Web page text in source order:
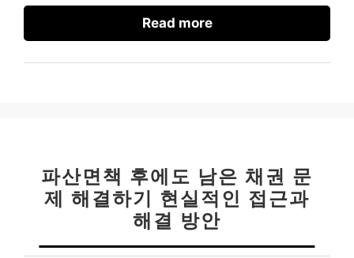
Read more
파산면책 후에도 남은 채권 문
제 해결하기 현실적인 접근과
해결 방안